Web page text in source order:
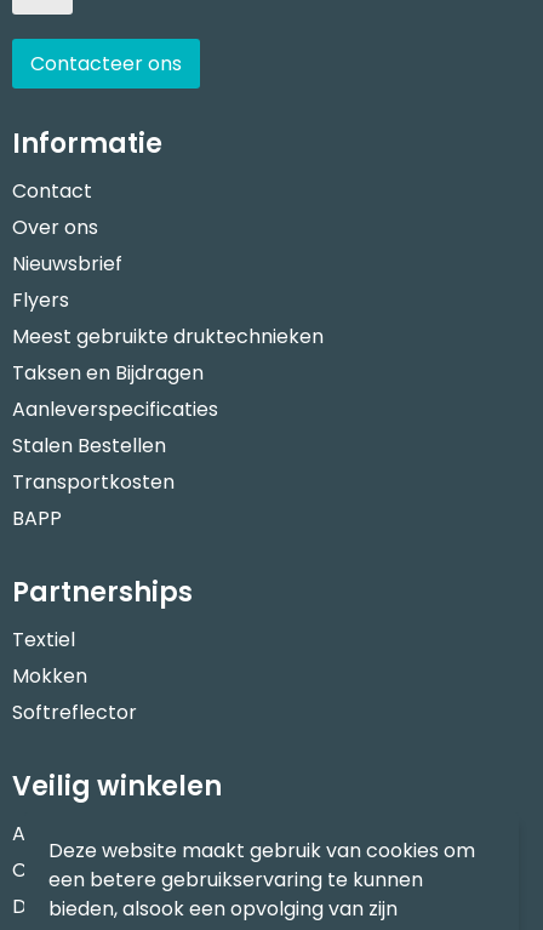
Contacteer ons
Informatie
Contact
Over ons
Nieuwsbrief
Flyers
Meest gebruikte druktechnieken
Taksen en Bijdragen
Aanleverspecificaties
Stalen Bestellen
Transportkosten
BAPP
Partnerships
Textiel
Mokken
Softreflector
Veilig winkelen
Algemene voorwaarden
Cookieverklaring
Disclaimer
Deze website maakt gebruik van cookies om
een betere gebruikservaring te kunnen
bieden, alsook een opvolging van zijn